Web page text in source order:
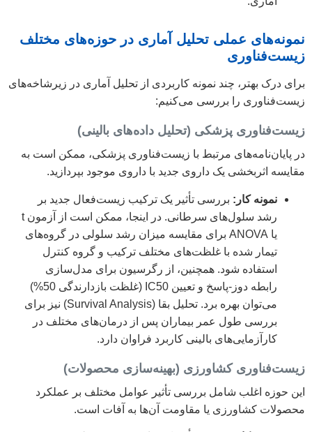
نمونه‌های عملی تحلیل آماری در حوزه‌های مختلف
زیست‌فناوری
برای درک بهتر، چند نمونه کاربردی از تحلیل آماری در زیرشاخه‌های
زیست‌فناوری را بررسی می‌کنیم:
زیست‌فناوری پزشکی (تحلیل داده‌های بالینی)
در پایان‌نامه‌های مرتبط با زیست‌فناوری پزشکی، ممکن است به
مقایسه اثربخشی یک داروی جدید با داروی موجود بپردازید.
نمونه کار: بررسی تأثیر یک ترکیب زیست‌فعال جدید بر
رشد سلول‌های سرطانی. در اینجا، ممکن است از آزمون t
یا ANOVA برای مقایسه میزان رشد سلولی در گروه‌های
تیمار شده با غلظت‌های مختلف ترکیب و گروه کنترل
استفاده شود. همچنین، از رگرسیون برای مدل‌سازی
رابطه دوز-پاسخ و تعیین IC50 (غلظت بازدارندگی 50%)
می‌توان بهره برد. تحلیل بقا (Survival Analysis) نیز برای
بررسی طول عمر بیماران پس از درمان‌های مختلف در
کارآزمایی‌های بالینی کاربرد فراوان دارد.
زیست‌فناوری کشاورزی (بهینه‌سازی محصولات)
این حوزه اغلب شامل بررسی تأثیر عوامل مختلف بر عملکرد
محصولات کشاورزی یا مقاومت آن‌ها به آفات است.